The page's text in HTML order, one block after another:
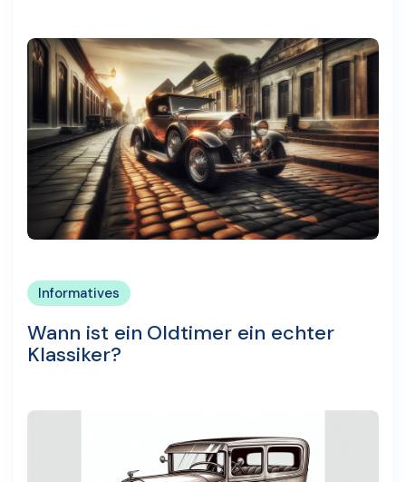
Informatives
Wann ist ein Oldtimer ein echter
Klassiker?